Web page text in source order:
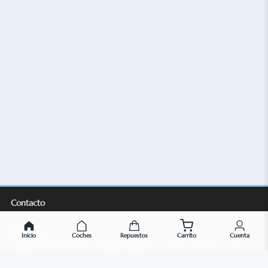
Contacto
Dirección
Habitación 106, No.147 Avenida Guangma, Pueblo Machong, Ciudad
Inicio Coches Repuestos Carrito Cuenta